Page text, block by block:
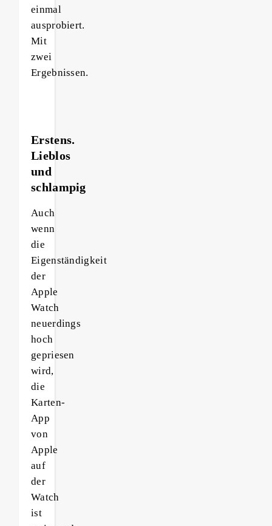
einmal
ausprobiert.
Mit
zwei
Ergebnissen.
Erstens.
Lieblos
und
schlampig
Auch
wenn
die
Eigenständigkeit
der
Apple
Watch
neuerdings
hoch
gepriesen
wird,
die
Karten-
App
von
Apple
auf
der
Watch
ist